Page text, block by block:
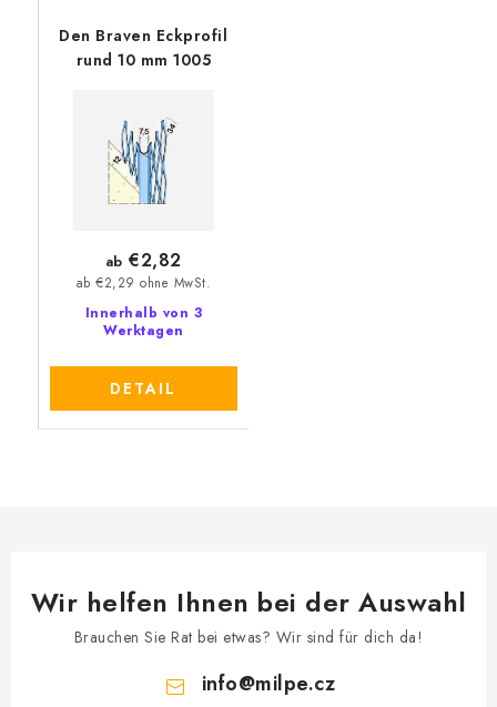
Den Braven Eckprofil
rund 10 mm 1005
Innerhalb von 3
Werktagen
ab €2,29 ohne MwSt.
ab €2,82
DETAIL
Wir helfen Ihnen bei der Auswahl
Brauchen Sie Rat bei etwas? Wir sind für dich da!
info@milpe.cz